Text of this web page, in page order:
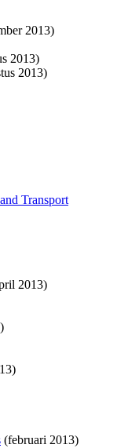
2013)
2013)
2013)
Transport
2013)
(februari 2013)